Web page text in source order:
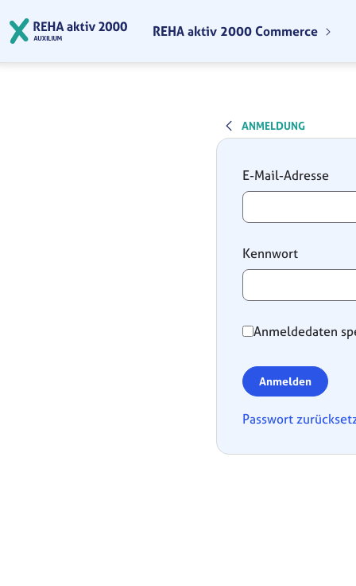
REHA aktiv 2000 Commerce
ANMELDUNG
Anmeldung
E-Mail-Adresse
Kennwort
Anmeldedaten
Anmelden
Passwort